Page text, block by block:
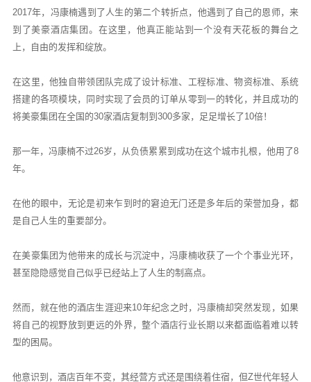
2017年，冯康楠遇到了人生的第二个转折点，他遇到了自己的恩师，来
到了美豪酒店集团。在这里，他真正能站到一个没有天花板的舞台之
上，自由的发挥和绽放。
在这里，他独自带领团队完成了设计标准、工程标准、物资标准、系统
搭建的各项模块，同时实现了会员的订单从零到一的转化，并且成功的
将美豪集团在全国的30家酒店复制到300多家，足足增长了10倍！
那一年，冯康楠不过26岁，从负债累累到成功在这个城市扎根，他用了8
年。
在他的眼中，无论是初来乍到时的窘迫无门还是多年后的荣誉加身，都
是自己人生的重要部分。
在美豪集团为他带来的成长与沉淀中，冯康楠收获了一个个事业光环，
甚至隐隐感觉自己似乎已经站上了人生的制高点。
然而，就在他的酒店生涯迎来10年纪念之时，冯康楠却突然发现，如果
将自己的视野放到更远的外界，整个酒店行业长期以来都面临着难以转
型的困局。
他意识到，酒店百年不变，其经营方式还是围绕着住宿，但Z世代年轻人